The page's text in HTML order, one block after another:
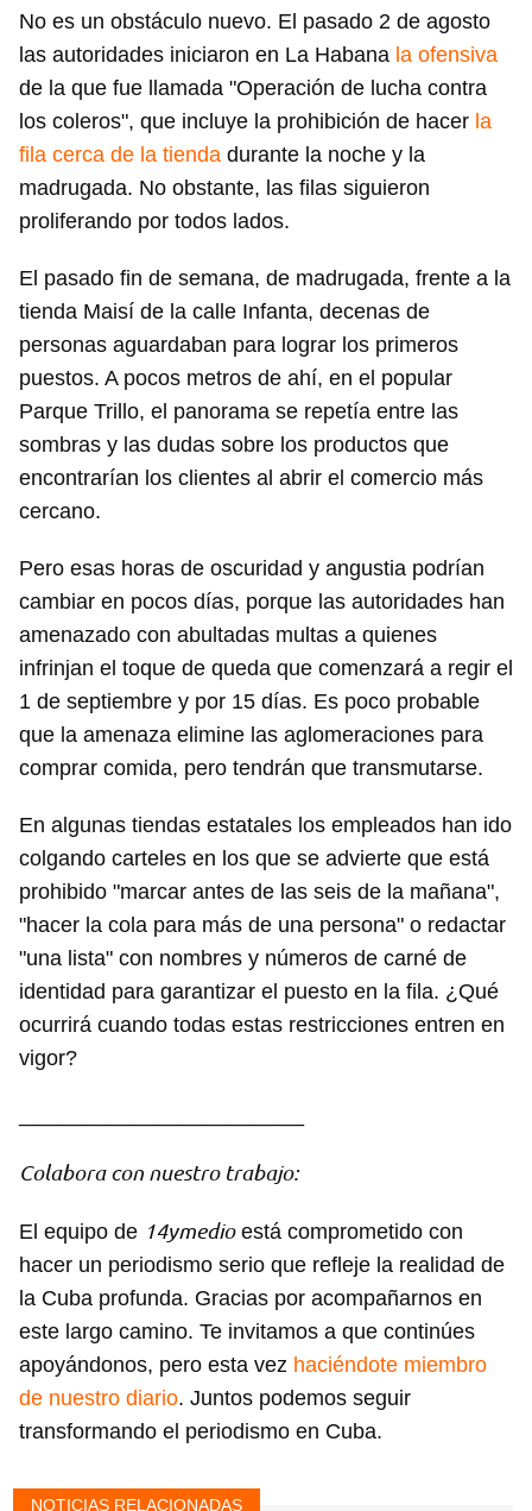
No es un obstáculo nuevo. El pasado 2 de agosto
las autoridades iniciaron en La Habana la ofensiva
de la que fue llamada "Operación de lucha contra
los coleros", que incluye la prohibición de hacer la
fila cerca de la tienda durante la noche y la
madrugada. No obstante, las filas siguieron
proliferando por todos lados.
El pasado fin de semana, de madrugada, frente a la
tienda Maisí de la calle Infanta, decenas de
personas aguardaban para lograr los primeros
puestos. A pocos metros de ahí, en el popular
Parque Trillo, el panorama se repetía entre las
sombras y las dudas sobre los productos que
encontrarían los clientes al abrir el comercio más
cercano.
Pero esas horas de oscuridad y angustia podrían
cambiar en pocos días, porque las autoridades han
amenazado con abultadas multas a quienes
infrinjan el toque de queda que comenzará a regir el
1 de septiembre y por 15 días. Es poco probable
que la amenaza elimine las aglomeraciones para
comprar comida, pero tendrán que transmutarse.
En algunas tiendas estatales los empleados han ido
colgando carteles en los que se advierte que está
prohibido "marcar antes de las seis de la mañana",
"hacer la cola para más de una persona" o redactar
"una lista" con nombres y números de carné de
identidad para garantizar el puesto en la fila. ¿Qué
ocurrirá cuando todas estas restricciones entren en
vigor?
Colabora con nuestro trabajo:
El equipo de 14ymedioestá comprometido con
hacer un periodismo serio que refleje la realidad de
la Cuba profunda. Gracias por acompañarnos en
este largo camino. Te invitamos a que continúes
apoyándonos, pero esta vez haciéndote miembro
de nuestro diario. Juntos podemos seguir
transformando el periodismo en Cuba.
NOTICIAS RELACIONADAS